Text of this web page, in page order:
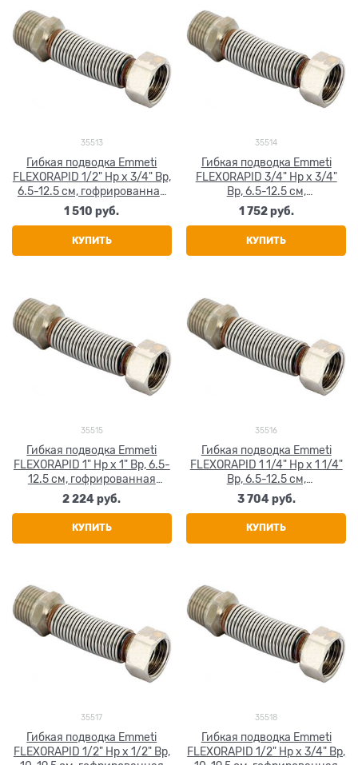
35513
Гибкая подводка Emmeti
FLEXORAPID 1/2" Нр х 3/4" Вр,
6.5-12.5 см, гофрированная
нержавеющая сталь
1 510 руб.
КУПИТЬ
35514
Гибкая подводка Emmeti
FLEXORAPID 3/4" Нр х 3/4"
Вр, 6.5-12.5 см,
гофрированная
нержавеющая сталь
1 752 руб.
КУПИТЬ
35515
Гибкая подводка Emmeti
FLEXORAPID 1" Нр х 1" Вр, 6.5-
12.5 см, гофрированная
нержавеющая сталь
2 224 руб.
КУПИТЬ
35516
Гибкая подводка Emmeti
FLEXORAPID 1 1/4" Нр х 1 1/4"
Вр, 6.5-12.5 см,
гофрированная
нержавеющая сталь
3 704 руб.
КУПИТЬ
35517
Гибкая подводка Emmeti
FLEXORAPID 1/2" Нр х 1/2" Вр,
35518
Гибкая подводка Emmeti
FLEXORAPID 1/2" Нр х 3/4" Вр,